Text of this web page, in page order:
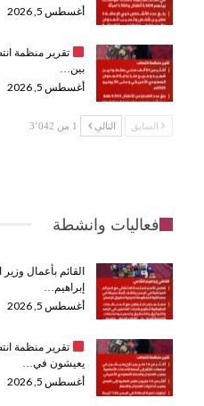
أغسطس 5, 2026
تقرير منظمة
بين…
أغسطس 5, 2026
السابق التالي 1 من 3٬042
فعاليات وانشطة
القائم بأعمال
إبراهيم…
أغسطس 5, 2026
تقرير منظمة
يعيشون في…
أغسطس 5, 2026